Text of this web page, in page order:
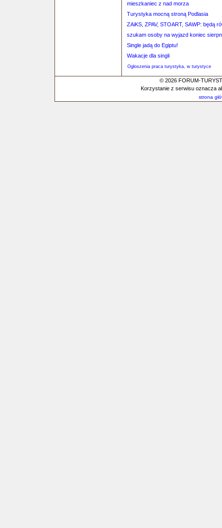
mieszkaniec z nad morza
Turystyka mocną stroną Podlasia
ZAiKS, ZPAV, STOART, SAWP: będą
szukam osoby na wyjazd koniec
Single jadą do Egiptu!
Wakacje dla singli
Ogłoszenia praca turystyka, w turystyce
© 2026 FORUM-
Korzystanie z serwisu oznacza
strona